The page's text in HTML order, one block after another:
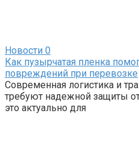
Новости 0
Как пузырчатая пленка
повреждений при перевозке
Современная логистика и
требуют надежной защиты
это актуально для